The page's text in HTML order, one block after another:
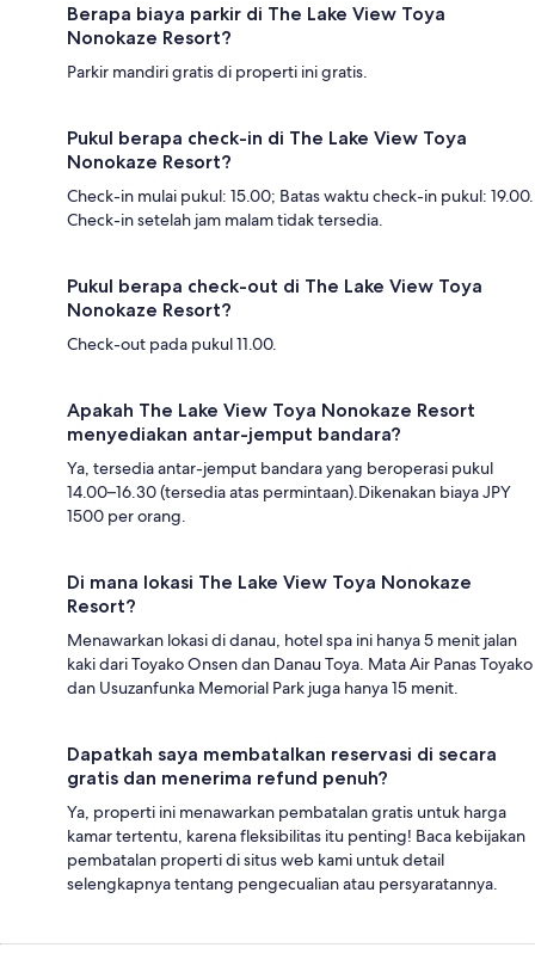
Berapa biaya parkir di The Lake View Toya
Nonokaze Resort?
Parkir mandiri gratis di properti ini gratis.
Pukul berapa check-in di The Lake View Toya
Nonokaze Resort?
Check-in mulai pukul: 15.00; Batas waktu check-in pukul: 19.00.
Check-in setelah jam malam tidak tersedia.
Pukul berapa check-out di The Lake View Toya
Nonokaze Resort?
Check-out pada pukul 11.00.
Apakah The Lake View Toya Nonokaze Resort
menyediakan antar-jemput bandara?
Ya, tersedia antar-jemput bandara yang beroperasi pukul
14.00–16.30 (tersedia atas permintaan).Dikenakan biaya JPY
1500 per orang.
Di mana lokasi The Lake View Toya Nonokaze
Resort?
Menawarkan lokasi di danau, hotel spa ini hanya 5 menit jalan
kaki dari Toyako Onsen dan Danau Toya. Mata Air Panas Toyako
dan Usuzanfunka Memorial Park juga hanya 15 menit.
Dapatkah saya membatalkan reservasi di secara
gratis dan menerima refund penuh?
Ya, properti ini menawarkan pembatalan gratis untuk harga
kamar tertentu, karena fleksibilitas itu penting! Baca kebijakan
pembatalan properti di situs web kami untuk detail
selengkapnya tentang pengecualian atau persyaratannya.